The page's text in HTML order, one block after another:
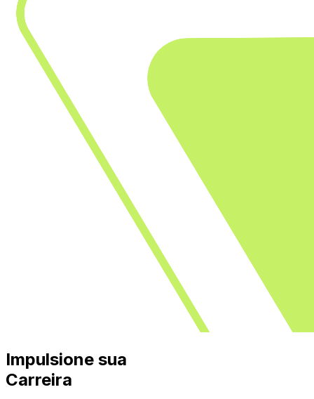
Impulsione sua
Carreira